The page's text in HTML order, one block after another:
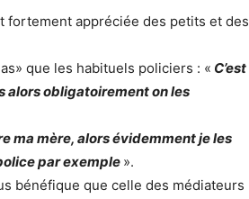
fortement appréciée des petits et des
que les habituels policiers : « C’est
alors obligatoirement on les
ma mère, alors évidemment je les
par exemple ».
bénéfique que celle des médiateurs